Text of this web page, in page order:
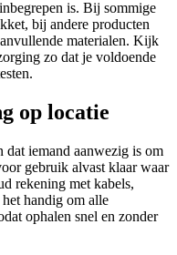
is. Bij sommige
bij andere producten
materialen. Kijk
zo dat je voldoende
op locatie
dat iemand aanwezig is om
gebruik alvast klaar waar
rekening met kabels,
handig om alle
ophalen snel en zonder